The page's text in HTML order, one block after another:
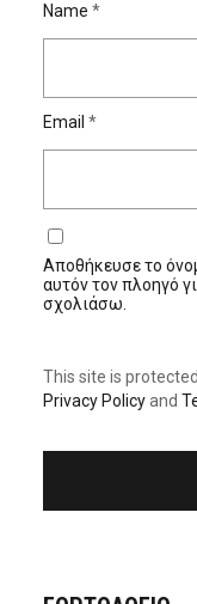
Name *
Email *
Αποθήκευσε το
αυτόν τον πλοηγό
σχολιάσω.
This site is
Privacy Policyand